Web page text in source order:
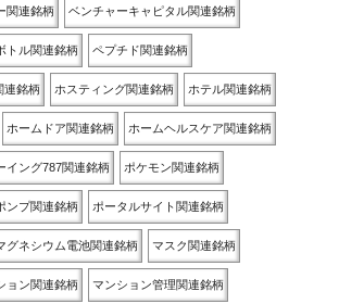
関連銘柄 ベンチャーキャピタル関連銘柄
トル関連銘柄 ペプチド関連銘柄
連銘柄 ホスティング関連銘柄 ホテル関連銘柄
ホームドア関連銘柄 ホームヘルスケア関連銘柄
イング787関連銘柄 ポケモン関連銘柄
ンプ関連銘柄 ポータルサイト関連銘柄
グネシウム電池関連銘柄 マスク関連銘柄
ョン関連銘柄 マンション管理関連銘柄